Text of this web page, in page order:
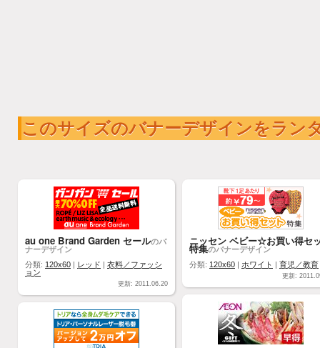
このサイズのバナーデザインをラン
au one Brand Garden セールのバ
ナーデザイン
分類: 120x60 レッド
衣料／ファッシ
ョン
更新: 2011.06.20
ニッセン ベビー☆お買い得セ
特集のバナーデザイン
分類: 120x60 ホワイト 育児／教育
更新: